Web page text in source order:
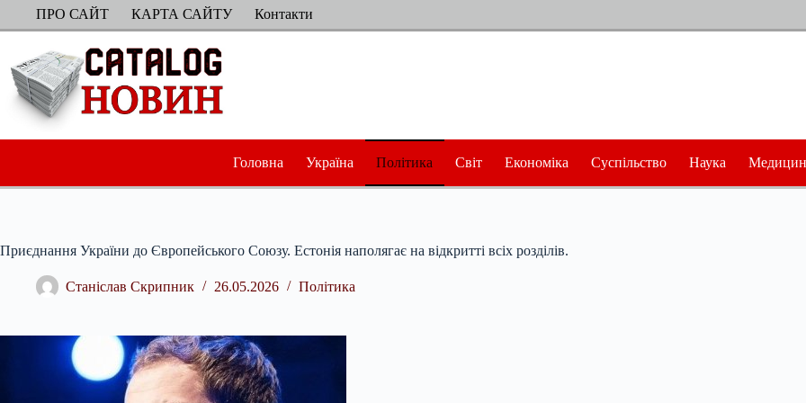
ПерейтиПРО САЙТ КАРТА САЙТУ Контакти
Головна Україна Політика Світ Економіка Суспільство Наука
Приєднання України до Європейського Союзу. Естонія наполягає на відкритті всіх розділів.
Станіслав Скрипник 26.05.2026 Політика